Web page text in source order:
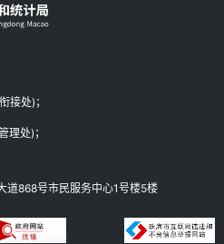
接处)；
处)；
道868号市民服务中心1号楼5楼